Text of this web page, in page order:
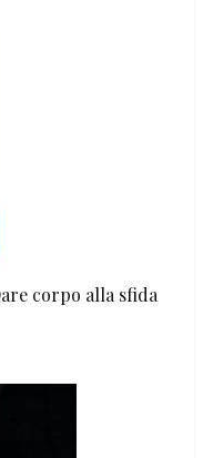
corpo alla sfida